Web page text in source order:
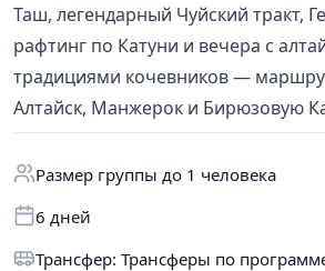
Таш, легендарный Чуйский тракт,
рафтинг по Катуни и вечера с
традициями кочевников —
Алтайск, Манжерок и Бирюзовую
Размер группы до 1 человека
6 дней
Трансфер: Трансферы по